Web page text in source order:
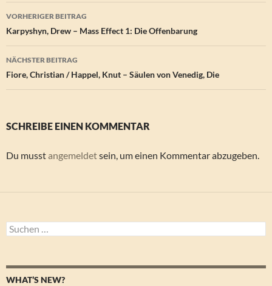
Beitragsnavigation
VORHERIGER BEITRAG
Karpyshyn, Drew – Mass Effect 1: Die Offenbarung
NÄCHSTER BEITRAG
Fiore, Christian / Happel, Knut – Säulen von Venedig, Die
SCHREIBE EINEN KOMMENTAR
Du musstangemeldetsein, um einen Kommentar abzugeben.
Suchen
nach:
WHAT’S NEW?